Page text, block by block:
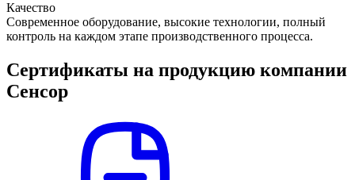
Качество
Современное оборудование, высокие технологии, полный
контроль на каждом этапе производственного процесса.
Сертификаты на продукцию компании
Сенсор